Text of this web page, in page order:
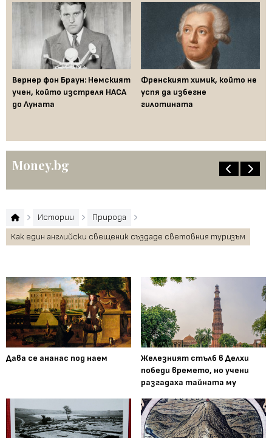
Вернер фон Браун: Немският
учен, който изстреля НАСА
до Луната
Френският химик, който не
успя да избегне
гилотината
Money.bg
Истории
Природа
Как един английски свещеник създаде световния туризъм
Дава се ананас под наем
Железният стълб в Делхи
победи времето, но учени
разгадаха тайната му